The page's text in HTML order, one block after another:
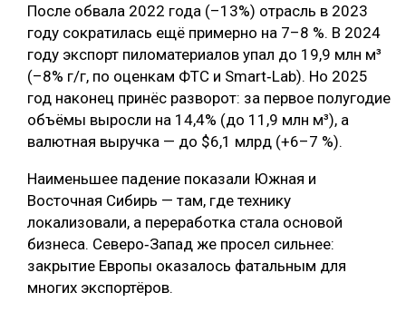
После обвала 2022 года (–13%) отрасль в 2023
году сократилась ещё примерно на 7–8 %. В 2024
году экспорт пиломатериалов упал до 19,9 млн м³
(–8% г/г, по оценкам ФТС и Smart‑Lab). Но 2025
год наконец принёс разворот: за первое полугодие
объёмы выросли на 14,4% (до 11,9 млн м³), а
валютная выручка — до $6,1 млрд (+6–7 %).
Наименьшее падение показали Южная и
Восточная Сибирь — там, где технику
локализовали, а переработка стала основой
бизнеса. Северо‑Запад же просел сильнее:
закрытие Европы оказалось фатальным для
многих экспортёров.